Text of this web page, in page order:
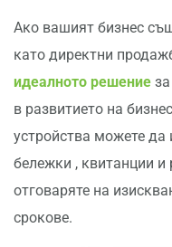
Ако вашият бизнес
като директни
идеалното решение
в развитието на
устройства можете да
бележки , квитанции и
отговаряте на
срокове.